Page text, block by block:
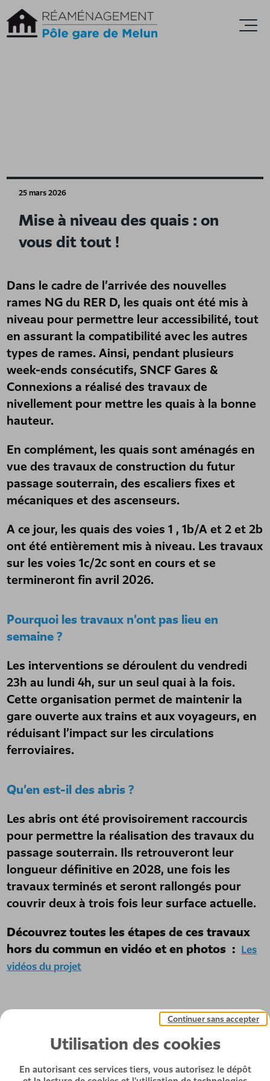
Accèder directement au contenu
25 mars 2026
Mise à niveau des quais : on
vous dit tout !
Dans le cadre de l’arrivée des nouvelles
rames NG du RER D, les quais ont été mis à
niveau pour permettre leur accessibilité, tout
en assurant la compatibilité avec les autres
types de rames. Ainsi, pendant plusieurs
week-ends consécutifs, SNCF Gares &
Connexions a réalisé des travaux de
nivellement pour mettre les quais à la bonne
hauteur.
En complément, les quais sont aménagés en
vue des travaux de construction du futur
passage souterrain, des escaliers fixes et
mécaniques et des ascenseurs.
A ce jour, les quais des voies 1 , 1b/A et 2 et 2b
ont été entièrement mis à niveau. Les travaux
sur les voies 1c/2c sont en cours et se
termineront fin avril 2026.
Pourquoi les travaux n’ont pas lieu en
semaine ?
Les interventions se déroulent du vendredi
23h au lundi 4h, sur un seul quai à la fois.
Cette organisation permet de maintenir la
gare ouverte aux trains et aux voyageurs, en
réduisant l’impact sur les circulations
ferroviaires.
Qu’en est-il des abris ?
Les abris ont été provisoirement raccourcis
pour permettre la réalisation des travaux du
passage souterrain. Ils retrouveront leur
longueur définitive en 2028, une fois les
travaux terminés et seront rallongés pour
couvrir deux à trois fois leur surface actuelle.
Découvrez toutes les étapes de ces travaux
hors du commun en vidéo et en photos : Les
vidéos du projet
Utilisation des cookies
En autorisant ces services tiers, vous autorisez le dépôt
Continuer sans accepter